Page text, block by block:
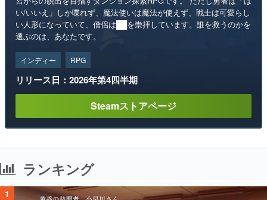
い/いいえ」しか喋れず、魔法使いは魔法が使えず、戦士は可愛らし
い人形になっていて、僧侶は██を崇拝しています。誰を救うのかを
選ぶのは、あなたです。
インディー RPG
リリース日：2026年第4四半期
Steamストアページ
ランキング
1